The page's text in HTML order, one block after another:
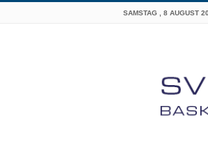
SAMSTAG , 8 AUGUST